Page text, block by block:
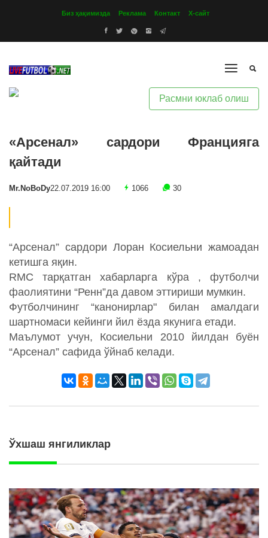
Биз ҳақимизда Реклама Контакт Х-сайт
Расмни юклаб олиш
«Арсенал» сардори Францияга
қайтади
Mr.NoBoDy22.07.2019 16:00 1066 30
“Арсенал” сардори Лоран Косиельни жамоадан
кетишга яқин.
RMC тарқатган хабарларга кўра , футболчи
фаолиятини “Ренн”да давом эттириши мумкин.
Футболчининг “канонирлар" билан амалдаги
шартномаси кейинги йил ёзда якунига етади.
Маълумот учун, Косиельни 2010 йилдан буён
“Арсенал” сафида ўйнаб келади.
Ўхшаш янгиликлар